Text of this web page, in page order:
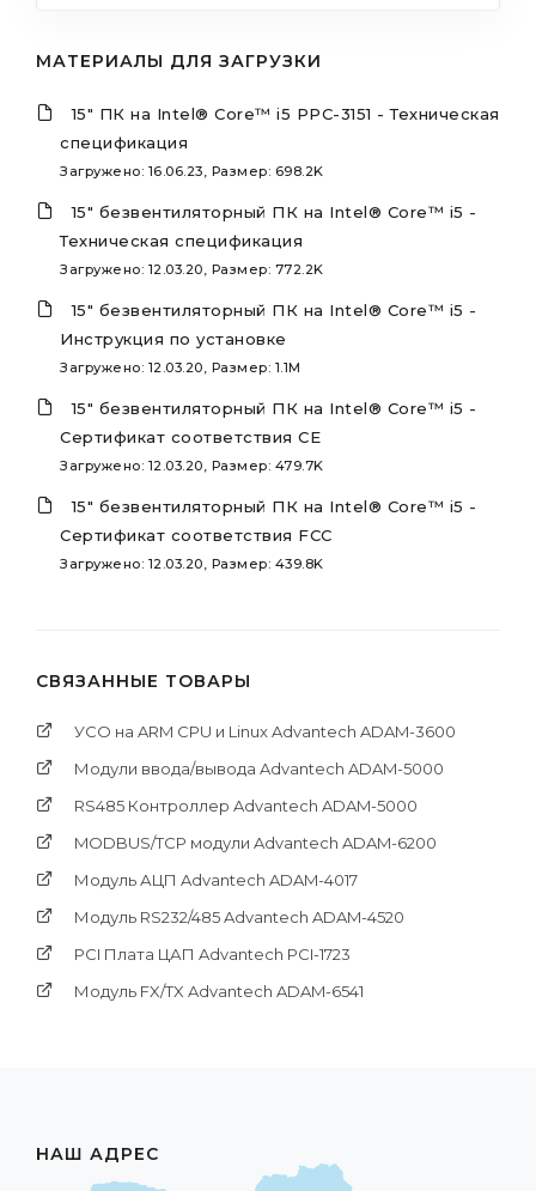
МАТЕРИАЛЫ ДЛЯ ЗАГРУЗКИ
15" ПК на Intel® Core™ i5 PPC-3151 - Техническая
спецификация
Загружено: 16.06.23, Размер: 698.2K
15" безвентиляторный ПК на Intel® Core™ i5 -
Техническая спецификация
Загружено: 12.03.20, Размер: 772.2K
15" безвентиляторный ПК на Intel® Core™ i5 -
Инструкция по установке
Загружено: 12.03.20, Размер: 1.1M
15" безвентиляторный ПК на Intel® Core™ i5 -
Сертификат соответствия CE
Загружено: 12.03.20, Размер: 479.7K
15" безвентиляторный ПК на Intel® Core™ i5 -
Сертификат соответствия FCC
Загружено: 12.03.20, Размер: 439.8K
СВЯЗАННЫЕ ТОВАРЫ
УСО на ARM CPU и Linux Advantech ADAM-3600
Модули ввода/вывода Advantech ADAM-5000
RS485 Контроллер Advantech ADAM-5000
MODBUS/TCP модули Advantech ADAM-6200
Модуль АЦП Advantech ADAM-4017
Модуль RS232/485 Advantech ADAM-4520
PCI Платa ЦАП Advantech PCI-1723
Модуль FX/TX Advantech ADAM-6541
НАШ АДРЕС